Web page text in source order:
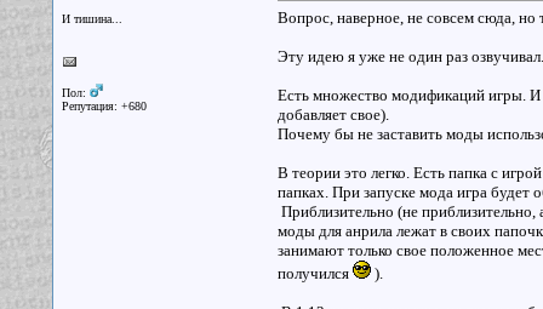
И тишина...
Пол:
Репутация: +680
Вопрос, наверное, не совсем сюда, но
Эту идею я уже не один раз
Есть множество модификаций игры. И
добавляет свое).
Почему бы не заставить моды
В теории это легко. Есть папка с
папках. При запуске мода игра будет
Приблизительно (не
моды для анрила лежат в своих
занимают только свое положенное
получился
).